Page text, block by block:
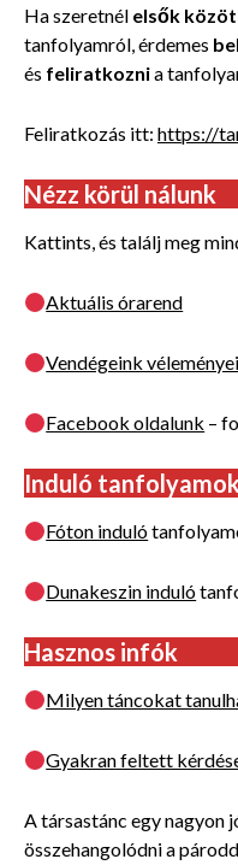
Ha szeretnél elsők
tanfolyamról, érdemes
és feliratkoznia
Feliratkozás itt: https://
Nézz körül nálunk
Kattints, és találj meg
Aktuális órarend
Vendégeink véleményei
Facebook oldalunk –
Induló tanfolyamok
Fóton induló
Dunakeszin induló
Hasznos infók
Milyen táncokat
Gyakran feltett
A társastánc egy nagyon
összehangolódni a